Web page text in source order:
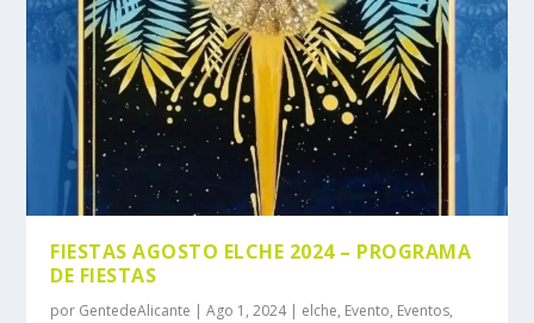
FIESTAS AGOSTO ELCHE 2024 – PROGRAMA
DE FIESTAS
por GentedeAlicante |Ago 1, 2024| elche, Evento, Eventos,